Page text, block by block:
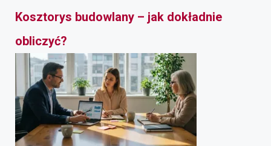
Kosztorys budowlany – jak dokładnie
obliczyć?